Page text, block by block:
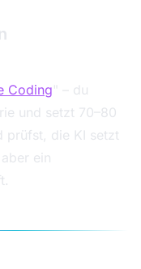
Coding" – du
und setzt 70–80
prüfst, die KI setzt
ein